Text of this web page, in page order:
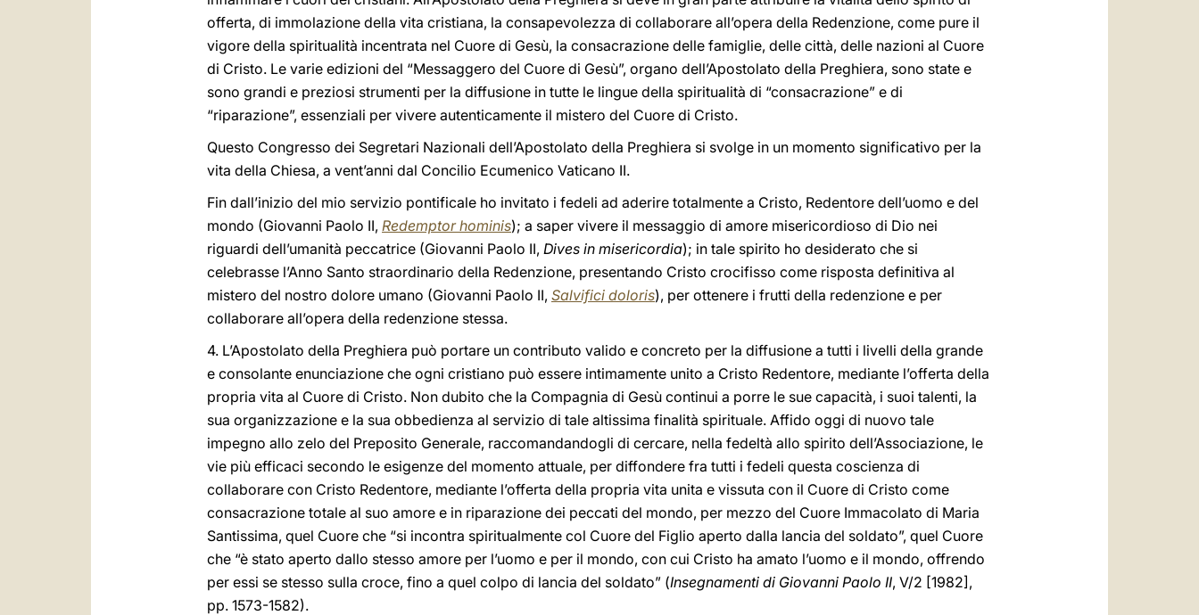
offerta, di immolazione della vita cristiana, la consapevolezza di collaborare all’opera della Redenzione, come pure il
vigore della spiritualità incentrata nel Cuore di Gesù, la consacrazione delle famiglie, delle città, delle nazioni al Cuore
di Cristo. Le varie edizioni del “Messaggero del Cuore di Gesù”, organo dell’Apostolato della Preghiera, sono state e
sono grandi e preziosi strumenti per la diffusione in tutte le lingue della spiritualità di “consacrazione” e di
“riparazione”, essenziali per vivere autenticamente il mistero del Cuore di Cristo.
Questo Congresso dei Segretari Nazionali dell’Apostolato della Preghiera si svolge in un momento significativo per la
vita della Chiesa, a vent’anni dal Concilio Ecumenico Vaticano II.
Fin dall’inizio del mio servizio pontificale ho invitato i fedeli ad aderire totalmente a Cristo, Redentore dell’uomo e del
mondo (Giovanni Paolo II, Redemptor hominis); a saper vivere il messaggio di amore misericordioso di Dio nei
riguardi dell’umanità peccatrice (Giovanni Paolo II, Dives in misericordia); in tale spirito ho desiderato che si
celebrasse l’Anno Santo straordinario della Redenzione, presentando Cristo crocifisso come risposta definitiva al
mistero del nostro dolore umano (Giovanni Paolo II, Salvifici doloris), per ottenere i frutti della redenzione e per
collaborare all’opera della redenzione stessa.
4. L’Apostolato della Preghiera può portare un contributo valido e concreto per la diffusione a tutti i livelli della grande
e consolante enunciazione che ogni cristiano può essere intimamente unito a Cristo Redentore, mediante l’offerta della
propria vita al Cuore di Cristo. Non dubito che la Compagnia di Gesù continui a porre le sue capacità, i suoi talenti, la
sua organizzazione e la sua obbedienza al servizio di tale altissima finalità spirituale. Affido oggi di nuovo tale
impegno allo zelo del Preposito Generale, raccomandandogli di cercare, nella fedeltà allo spirito dell’Associazione, le
vie più efficaci secondo le esigenze del momento attuale, per diffondere fra tutti i fedeli questa coscienza di
collaborare con Cristo Redentore, mediante l’offerta della propria vita unita e vissuta con il Cuore di Cristo come
consacrazione totale al suo amore e in riparazione dei peccati del mondo, per mezzo del Cuore Immacolato di Maria
Santissima, quel Cuore che “si incontra spiritualmente col Cuore del Figlio aperto dalla lancia del soldato”, quel Cuore
che “è stato aperto dallo stesso amore per l’uomo e per il mondo, con cui Cristo ha amato l’uomo e il mondo, offrendo
per essi se stesso sulla croce, fino a quel colpo di lancia del soldato” (Insegnamenti di Giovanni Paolo II, V/2 [1982],
pp. 1573-1582).